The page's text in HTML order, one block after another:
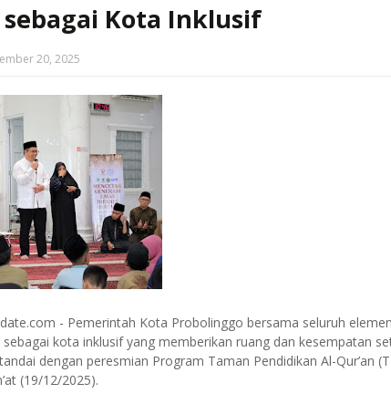
Kota Inklusif
20, 2025
- Pemerintah Kota Probolinggo bersama seluruh
kota inklusif yang memberikan ruang dan kesempatan
dengan peresmian Program Taman Pendidikan Al-Qur’an
(19/12/2025).